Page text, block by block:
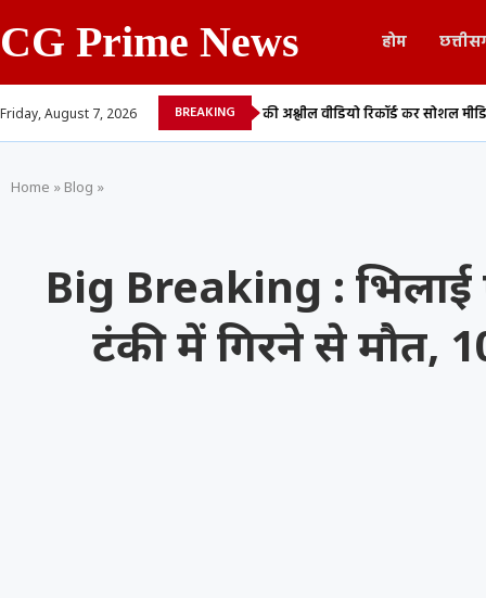
CG Prime News होम
Friday, August 7, 2026 BREAKING
का आरोप,... युवती की अश्लील वीडियो रिकॉर्ड कर सोशल मीडिया में किया वायरल,...
Home » Blog »
Big Breaking : भिलाई
टंकी में गिरने से मौत,